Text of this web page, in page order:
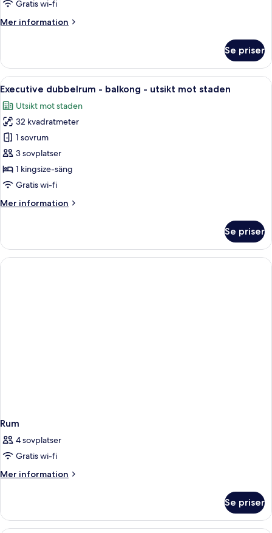
cm
Gratis wi-fi
Mer information
Mer
Small
med
140-
dubbelsäng
Se priser
Öppna
alla
foton
för
Executive
dubbelrum
-
balkong
utsikt
En stor säng med vita sängkläder
12
Executive dubbelrum - balkong - utsikt mot staden
Utsikt mot staden
32 kvadratmeter
1 sovrum
3 sovplatser
1 kingsize-säng
Gratis wi-fi
Mer information
Mer
dubbelrum
balkong
Se priser
Rum
4 sovplatser
Gratis wi-fi
Mer information
Mer
Se priser